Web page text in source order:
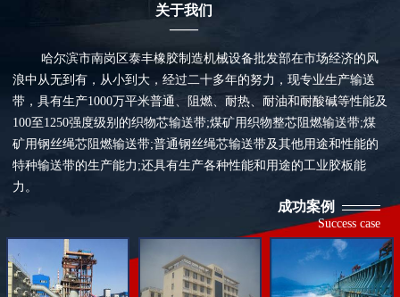
关于我们
——
哈尔滨市南岗区泰丰橡胶制造机械设备批发部在市场经济的风
浪中从无到有，从小到大，经过二十多年的努力，现专业生产输送
带，具有生产1000万平米普通、阻燃、耐热、耐油和耐酸碱等性能及
100至1250强度级别的织物芯输送带;煤矿用织物整芯阻燃输送带;煤
矿用钢丝绳芯阻燃输送带;普通钢丝绳芯输送带及其他用途和性能的
特种输送带的生产能力;还具有生产各种性能和用途的工业胶板能
力。
成功案例
Success case